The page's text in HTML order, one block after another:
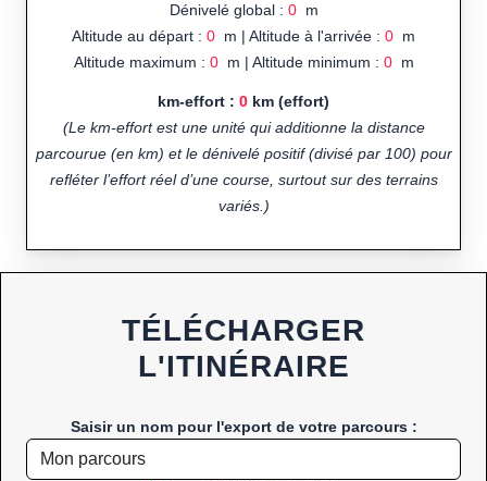
Dénivelé global : 0m
Altitude au départ : 0 m | Altitude à l'arrivée : 0 m
Altitude maximum : 0m | Altitude minimum : 0m
km-effort : 0 km (effort)
(Le km-effort est une unité qui additionne la distance
parcourue (en km) et le dénivelé positif (divisé par 100) pour
refléter l’effort réel d’une course, surtout sur des terrains
variés.)
TÉLÉCHARGER
L'ITINÉRAIRE
Saisir un nom pour l'export de votre parcours :